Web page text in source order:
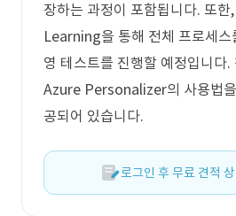
장하는 과정이 포함됩니다. 또
Learning을 통해 전체 프로세스
영 테스트를 진행할 예정입니다
Azure Personalizer의 사용법을
공되어 있습니다.
로그인 후 무료 견적